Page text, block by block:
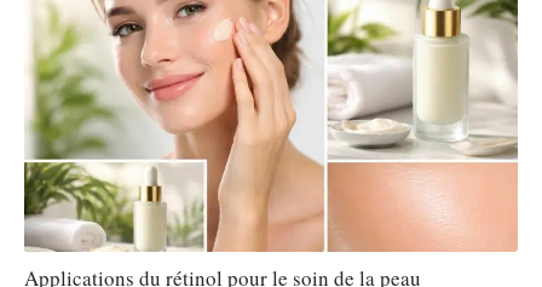
Applications du rétinol pour le soin de la peau